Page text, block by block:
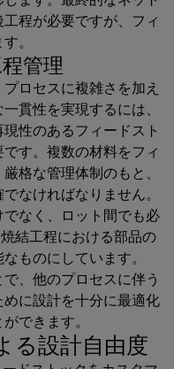
程が必要ですが、フィ
。
管理
ロセスに複雑さを加え
貫性を実現するには、
性のあるフィードスト
す。複数の材料をフィ
格な管理体制のもと、
なければなりません。
なく、ロット間でも必
結工程における部品の
ものにしています。
、他のプロセスに伴う
に設計を十分に最適化
できます。
る設計自由度